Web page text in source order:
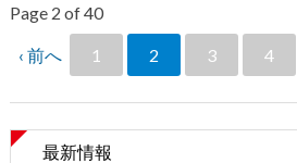
Page 2 of 40
‹ 前へ 1 2 3 4
最新情報